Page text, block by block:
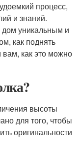
процесс,
и знаний.
дом уникальным и
как поднять
вам, как это можно
высоты
для того, чтобы
оригинальности